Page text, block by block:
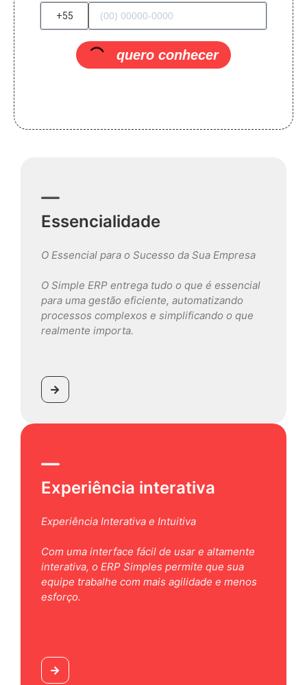
quero conhecer
Essencialidade
O Essencial para o Sucesso da Sua Empresa
O Simple ERP entrega tudo o que é essencial
para uma gestão eficiente, automatizando
processos complexos e simplificando o que
realmente importa.
Experiência interativa
Experiência Interativa e Intuitiva
Com uma interface fácil de usar e altamente
interativa, o ERP Simples permite que sua
equipe trabalhe com mais agilidade e menos
esforço.